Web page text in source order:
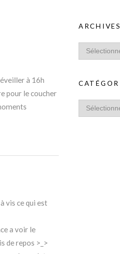
à 16h
pour le coucher
vis ce qui est
a voir le
de repos >_>
ARCHIVES